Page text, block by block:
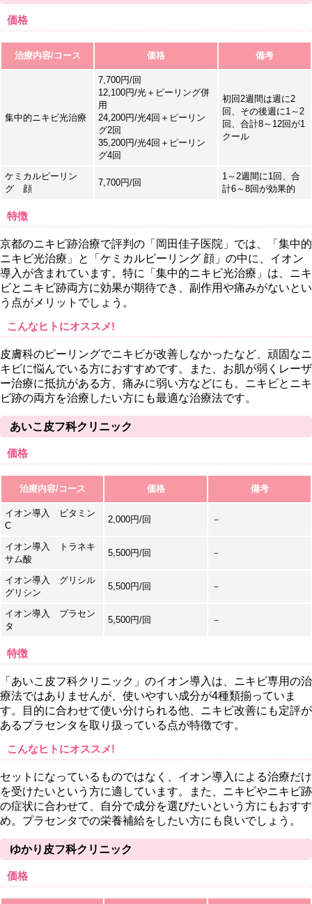
価格
治療内容/コース 価格 備考
集中的ニキビ光治療
7,700円/回
12,100円/光＋ピーリング併
用
24,200円/光4回＋ピーリン
グ2回
35,200円/光4回＋ピーリン
グ4回
初回2週間は週に2
回、その後週に1～2
回、合計8～12回が1
クール
ケミカルピーリン
グ 顔
7,700円/回
1～2週間に1回、合
計6～8回が効果的
特徴
京都のニキビ跡治療で評判の「岡田佳子医院」では、「集中的
ニキビ光治療」と「ケミカルピーリング 顔」の中に、イオン
導入が含まれています。特に「集中的ニキビ光治療」は、ニキ
ビとニキビ跡両方に効果が期待でき、副作用や痛みがないとい
う点がメリットでしょう。
こんなヒトにオススメ!
皮膚科のピーリングでニキビが改善しなかったなど、頑固なニ
キビに悩んでいる方におすすめです。また、お肌が弱くレーザ
ー治療に抵抗がある方、痛みに弱い方などにも。ニキビとニキ
ビ跡の両方を治療したい方にも最適な治療法です。
あいこ皮フ科クリニック
価格
治療内容/コース 価格 備考
イオン導入 ビタミン
C
2,000円/回 －
イオン導入 トラネキ
サム酸
5,500円/回 －
イオン導入 グリシル
グリシン
5,500円/回 －
イオン導入 プラセン
タ
5,500円/回 －
特徴
「あいこ皮フ科クリニック」のイオン導入は、ニキビ専用の治
療法ではありませんが、使いやすい成分が4種類揃っていま
す。目的に合わせて使い分けられる他、ニキビ改善にも定評が
あるプラセンタを取り扱っている点が特徴です。
こんなヒトにオススメ!
セットになっているものではなく、イオン導入による治療だけ
を受けたいという方に適しています。また、ニキビやニキビ跡
の症状に合わせて、自分で成分を選びたいという方にもおすす
め。プラセンタでの栄養補給をしたい方にも良いでしょう。
ゆかり皮フ科クリニック
価格